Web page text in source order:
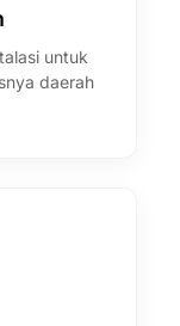
untuk
daerah